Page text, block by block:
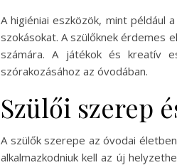
A higiéniai eszközök, mint például
szokásokat. A szülőknek érdemes
számára. A játékok és kreatív
szórakozásához az óvodában.
Szülői szerep
A szülők szerepe az óvodai
alkalmazkodniuk kell az új